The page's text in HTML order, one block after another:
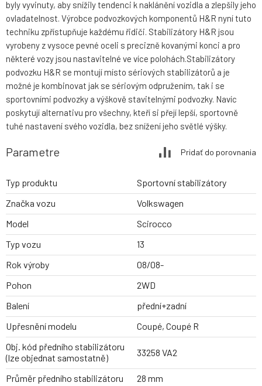
byly vyvinuty, aby snížily tendenci k naklánění vozidla a zlepšily jeho
ovladatelnost. Výrobce podvozkových komponentů H&R nyní tuto
techniku zpřístupňuje každému řidiči. Stabilizátory H&R jsou
vyrobeny z vysoce pevné oceli s precizně kovanými konci a pro
některé vozy jsou nastavitelné ve více polohách.Stabilizátory
podvozku H&R se montují místo sériových stabilizátorů a je
možné je kombinovat jak se sériovým odpružením, tak i se
sportovními podvozky a výškově stavitelnými podvozky. Navíc
poskytují alternativu pro všechny, kteří si přejí lepší, sportovně
tuhé nastavení svého vozidla, bez snížení jeho světlé výšky.
Parametre Pridať do porovnania
Typ produktu
Sportovní stabilizátory
Značka vozu
Volkswagen
Model
Scirocco
Typ vozu
13
Rok výroby
08/08-
Pohon
2WD
Balení
přední+zadní
Upřesnění modelu
Coupé, Coupé R
Obj. kód předního stabilizátoru
(lze objednat samostatně)
33258 VA2
Průměr předního stabilizátoru
28 mm